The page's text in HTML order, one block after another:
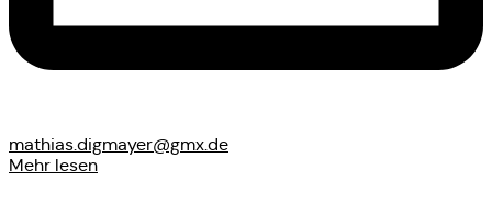
mathias.digmayer@gmx.de
Mehr lesen